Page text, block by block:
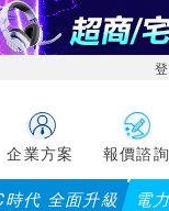
企業方案 報價諮詢
代 全面升級 電